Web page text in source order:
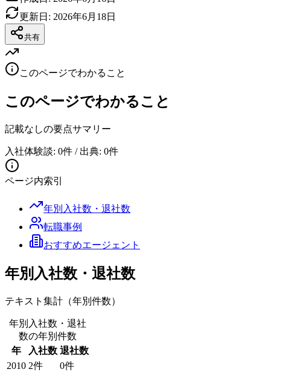
更新日: 2026年6月18日
共有
このページでわかること
このページでわかること
記載なしの要点サマリー
入社体験談: 0件 / 出典: 0件
ページ内索引
年別入社数・退社数
転職事例
おすすめエージェント
年別入社数・退社数
テキスト集計（年別件数）
年別入社数・退社
数の年別件数
年
入社数 退社数
2010 2件 0件